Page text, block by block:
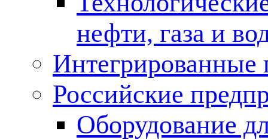
нефти, газа и
Российские
Оборудование